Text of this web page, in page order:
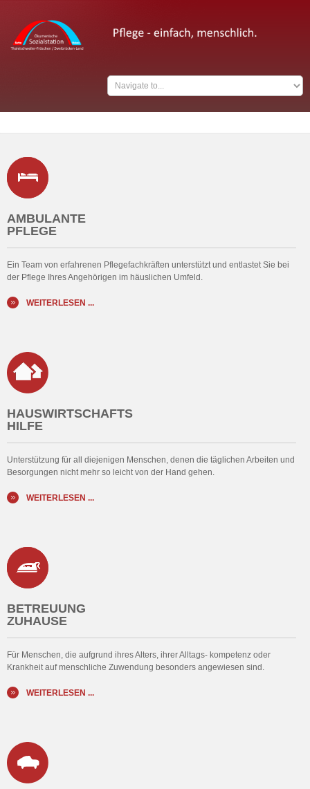
AMBULANTE
PFLEGE
Ein Team von erfahrenen Pflegefachkräften unterstützt und entlastet Sie bei
der Pflege Ihres Angehörigen im häuslichen Umfeld.
WEITERLESEN ...
HAUSWIRTSCHAFTS
HILFE
Unterstützung für all diejenigen Menschen, denen die täglichen Arbeiten und
Besorgungen nicht mehr so leicht von der Hand gehen.
WEITERLESEN ...
BETREUUNG
ZUHAUSE
Für Menschen, die aufgrund ihres Alters, ihrer Alltags- kompetenz oder
Krankheit auf menschliche Zuwendung besonders angewiesen sind.
WEITERLESEN ...